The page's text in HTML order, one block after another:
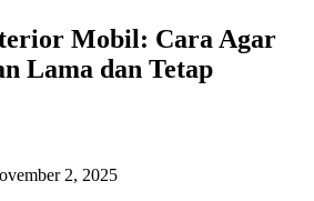
Mobil: Cara Agar
Lama dan Tetap
2, 2025